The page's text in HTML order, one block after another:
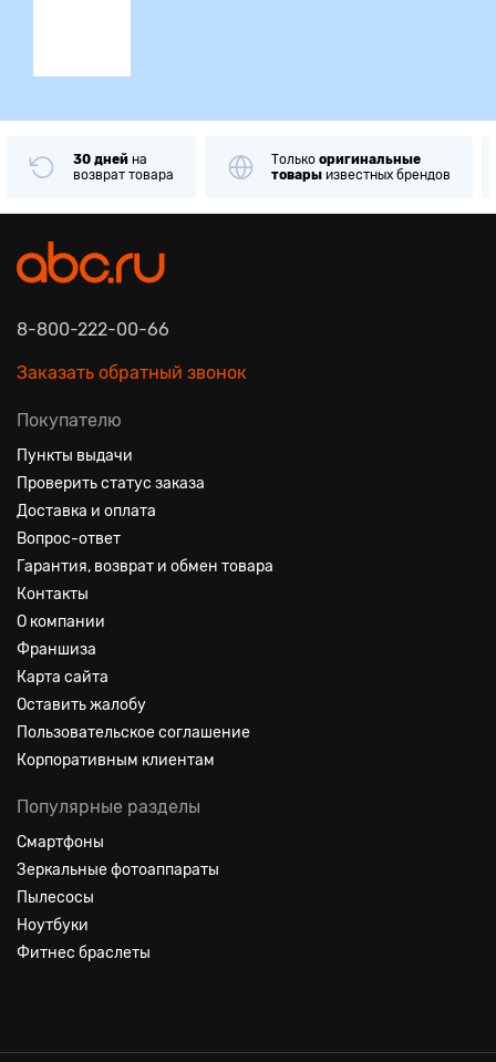
30 дней на
возврат товара
Только оригинальные
товары известных брендов
8-800-222-00-66
Заказать обратный звонок
Покупателю
Пункты выдачи
Проверить статус заказа
Доставка и оплата
Вопрос-ответ
Гарантия, возврат и обмен товара
Контакты
О компании
Франшиза
Карта сайта
Оставить жалобу
Пользовательское соглашение
Корпоративным клиентам
Популярные разделы
Смартфоны
Зеркальные фотоаппараты
Пылесосы
Ноутбуки
Фитнес браслеты